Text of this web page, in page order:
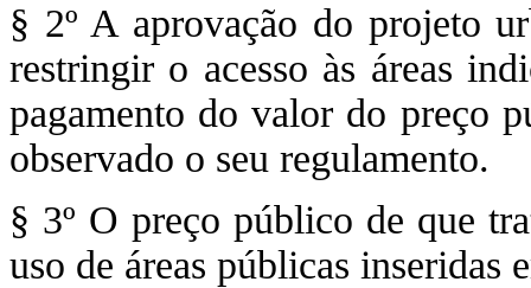
§ 2º A aprovação do projeto
restringir o acesso às áreas
pagamento do valor do preço
observado o seu regulamento.
§ 3º O preço público de que
uso de áreas públicas inseridas